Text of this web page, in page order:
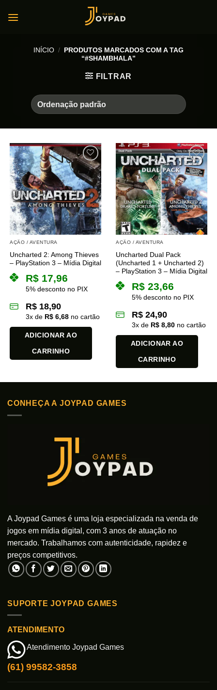
INÍCIO / PRODUTOS MARCADOS COM A TAG
“#SHAMBHALA”
FILTRAR
AÇÃO / AVENTURA
Uncharted 2: Among Thieves
– PlayStation 3 – Mídia Digital
R$ 17,96
5% desconto no PIX
R$ 18,90
3x de R$ 6,68 no cartão
ADICIONAR AO
CARRINHO
AÇÃO / AVENTURA
Uncharted Dual Pack
(Uncharted 1 + Uncharted 2)
– PlayStation 3 – Mídia Digital
R$ 23,66
5% desconto no PIX
R$ 24,90
3x de R$ 8,80 no cartão
ADICIONAR AO
CARRINHO
CONHEÇA A JOYPAD GAMES
A Joypad Games é uma loja especializada na venda de
jogos em mídia digital, com 3 anos de atuação no
mercado. Trabalhamos com autenticidade, rapidez e
preços competitivos.
SUPORTE JOYPAD GAMES
ATENDIMENTO
Atendimento Joypad Games
(61) 99582-3858